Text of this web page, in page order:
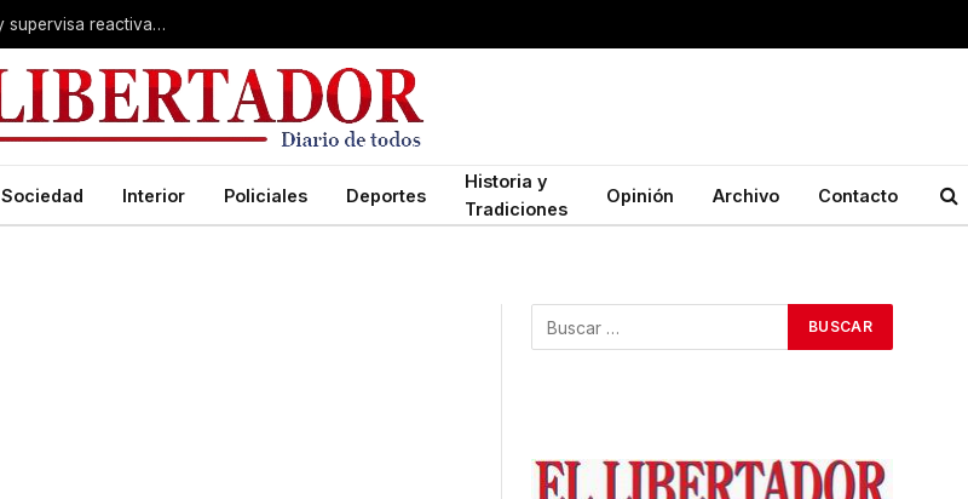
Valdés acelera el blindaje hídrico en el Sur provincial y supervisa reactivación de ruta
Sociedad Interior Policiales Deportes
Historia y
Tradiciones
Opinión Archivo Contacto